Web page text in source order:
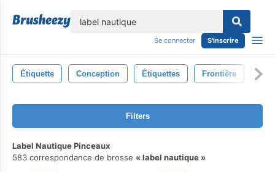
Se connecter S'inscrire
Étiquette Conception Étiquettes Frontière
Filters
Label Nautique Pinceaux
583 correspondance de brosse
label nautique